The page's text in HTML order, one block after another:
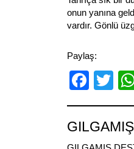
onun yanına
vardır. Gönlü
Paylaş: